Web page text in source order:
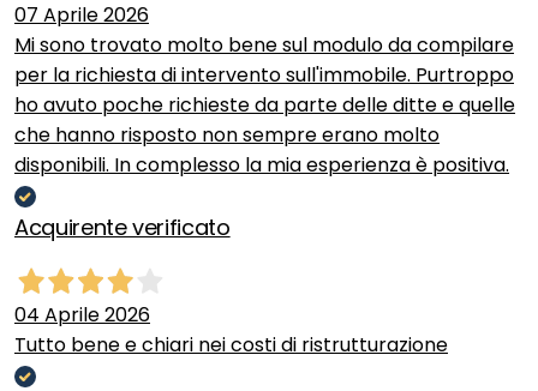
07 Aprile 2026
Mi sono trovato molto bene sul modulo da compilare
per la richiesta di intervento sull'immobile. Purtroppo
ho avuto poche richieste da parte delle ditte e quelle
che hanno risposto non sempre erano molto
disponibili. In complesso la mia esperienza è positiva.
Acquirente verificato
04 Aprile 2026
Tutto bene e chiari nei costi di ristrutturazione